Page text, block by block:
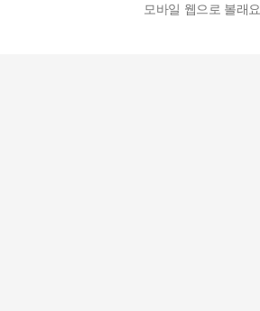
모바일 웹으로 볼래요